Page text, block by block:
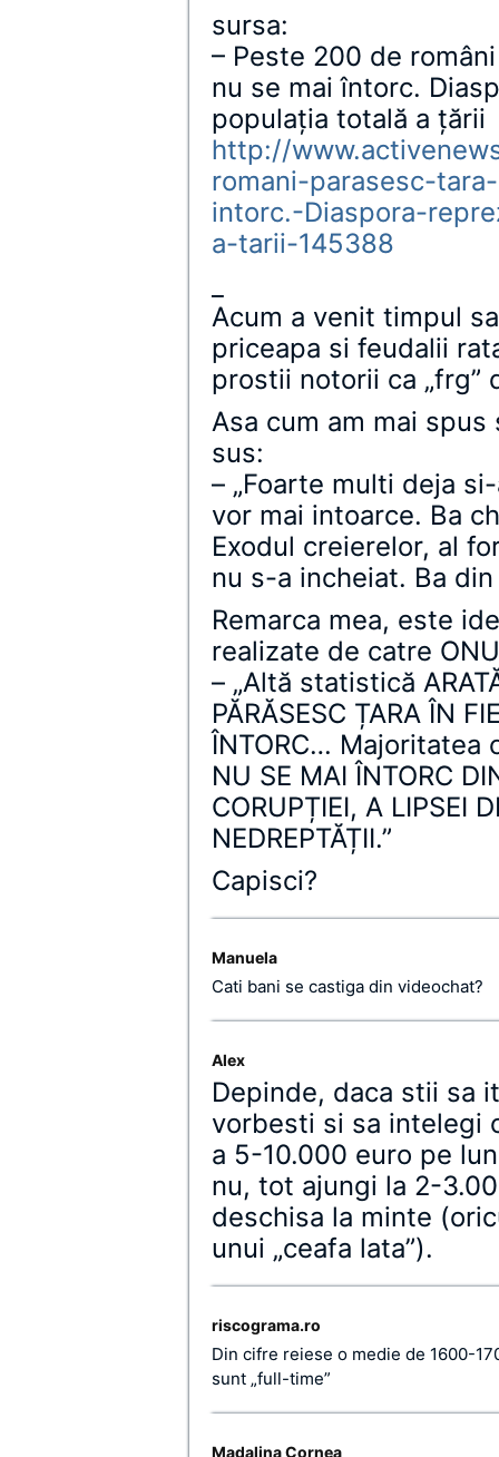
sursa:
– Peste 200 de
nu se mai întorc.
populația totală a țării
http://
romani-parasesc-
intorc.-Diaspora-
a-tarii-145388
Acum a venit timpul
priceapa si feudalii
prostii notorii ca „frg”
Asa cum am mai
sus:
– „Foarte multi deja
vor mai intoarce. Ba
Exodul creierelor, al
nu s-a incheiat. Ba
Remarca mea, este
realizate de catre
– „Altă statistică
PĂRĂSESC ȚARA ÎN
ÎNTORC… Majoritatea
NU SE MAI ÎNTORC
CORUPȚIEI, A LIPSEI
NEDREPTĂȚII.”
Capisci?
Manuela
Cati bani se castiga din videochat?
Alex
Depinde, daca stii sa
vorbesti si sa intelegi
a 5-10.000 euro pe
nu, tot ajungi la 2-
deschisa la minte
unui „ceafa lata”).
riscograma.ro
Din cifre reiese o medie de 1600-
sunt „full-time”
Madalina Cornea